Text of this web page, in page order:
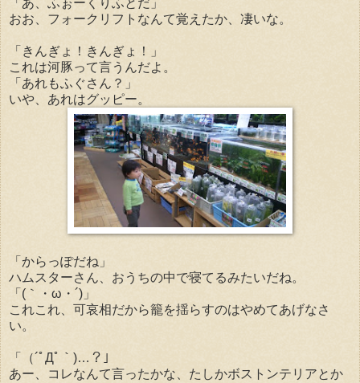
おお、フォークリフトなんて覚えたか、凄いな。
「きんぎょ！きんぎょ！」
これは河豚って言うんだよ。
「あれもふぐさん？」
いや、あれはグッピー。
「からっぽだね」
ハムスターさん、おうちの中で寝てるみたいだね。
「(｀・ω・´)」
これこれ、可哀相だから籠を揺らすのはやめてあげなさ
い。
「（´ﾟДﾟ｀)…？」
あー、コレなんて言ったかな、たしかボストンテリアとか